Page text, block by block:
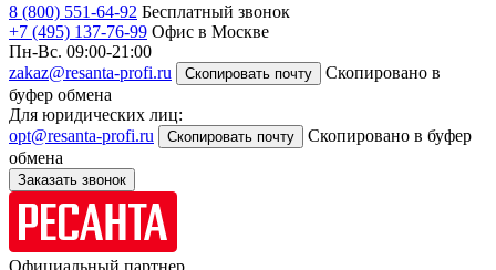
8 (800) 551-64-92 Бесплатный звонок
+7 (495) 137-76-99 Офис в Москве
Пн-Вс. 09:00-21:00
zakaz@resanta-profi.ru
Скопировать почту
Скопировано в
буфер обмена
Для юридических лиц:
opt@resanta-profi.ru
Скопировать почту
Скопировано в буфер
обмена
Заказать звонок
Официальный партнер